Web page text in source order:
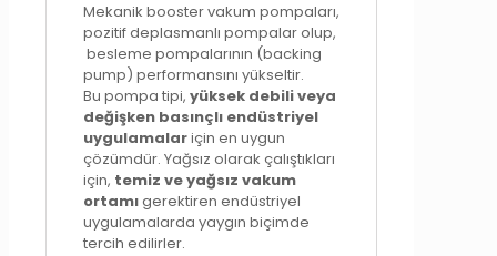
Mekanik booster vakum pompaları,
pozitif deplasmanlı pompalar olup,
besleme pompalarının (backing
pump) performansını yükseltir.
Bu pompa tipi, yüksek debili veya
değişken basınçlı endüstriyel
uygulamalariçin en uygun
çözümdür. Yağsız olarak çalıştıkları
için, temiz ve yağsız vakum
ortamıgerektiren endüstriyel
uygulamalarda yaygın biçimde
tercih edilirler.